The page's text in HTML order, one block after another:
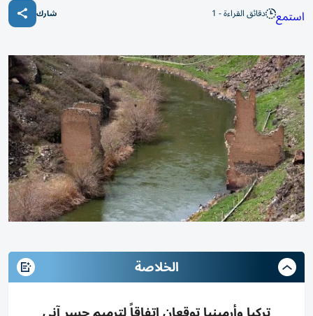
استمع دقائق القراءة - 1 شارك
الخلاصة